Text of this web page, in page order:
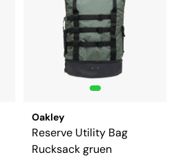
Oakley
Reserve Utility Bag
Rucksack gruen